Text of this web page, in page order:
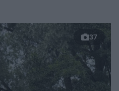
37